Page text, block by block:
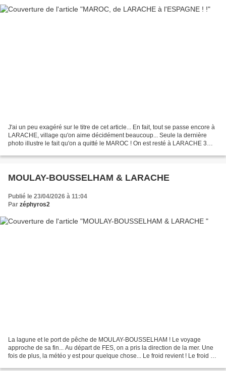
J'ai un peu exagéré sur le titre de cet article... En fait, tout se passe encore à
LARACHE, village qu'on aime décidément beaucoup... Seule la dernière
photo illustre le fait qu'on a quitté le MAROC ! On est resté à LARACHE 3
MOULAY-BOUSSELHAM & LARACHE
Publié le 23/04/2026 à 11:04
Par zéphyros2
La lagune et le port de pêche de MOULAY-BOUSSELHAM ! Le voyage
approche de sa fin... Au départ de FES, on a pris la direction de la mer. Une
fois de plus, la météo y est pour quelque chose... Le froid revient ! Le froid et